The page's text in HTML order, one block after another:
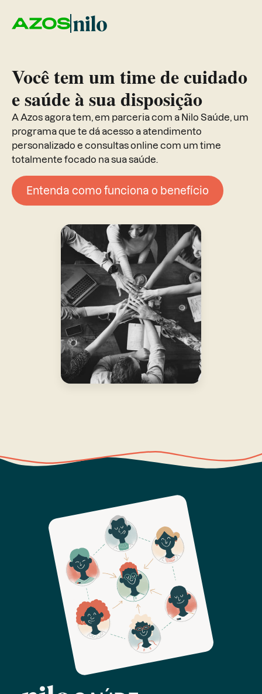
Você tem um time de cuidado
e saúde à sua disposição
A Azos agora tem, em parceria com a Nilo Saúde, um
programa que te dá acesso a atendimento
personalizado e consultas online com um time
totalmente focado na sua saúde.
Entenda como funciona o benefício